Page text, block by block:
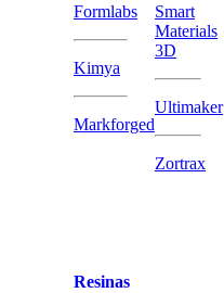
Formlabs
Kimya
Markforged
Smart
Materials
3D
Ultimaker
Zortrax
Resinas